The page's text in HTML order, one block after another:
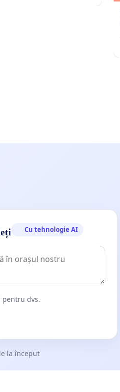
Cu tehnologie AI
pentru dvs.
la început